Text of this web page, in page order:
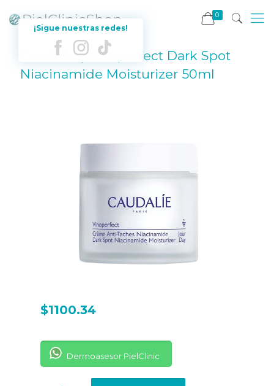
0
Caudalie | Vinoperfect Dark Spot
Niacinamide Moisturizer 50ml
$1100.34
Dermoasesor PielClinic
¡Sigue nuestras redes!